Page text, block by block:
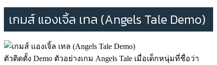
เกมส์ แองเจิ้ล เทล (Angels Tale Demo)
ตัวติดตั้ง Demo ตัวอย่างเกม Angels Tale เมื่อเด็กหนุ่มที่ชื่อว่า